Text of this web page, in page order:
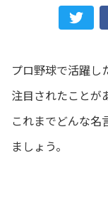
プロ野球で活躍し
注目されたことが
これまでどんな名
ましょう。